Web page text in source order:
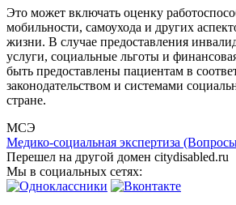
Это может включать оценку
мобильности, самоухода и других
жизни. В случае предоставления
услуги, социальные льготы и
быть предоставлены пациентам в
законодательством и системами
стране.
МСЭ
Медико-социальная экспертиза
Перешел на другой домен citydisabled.ru
Мы в социальных сетях: